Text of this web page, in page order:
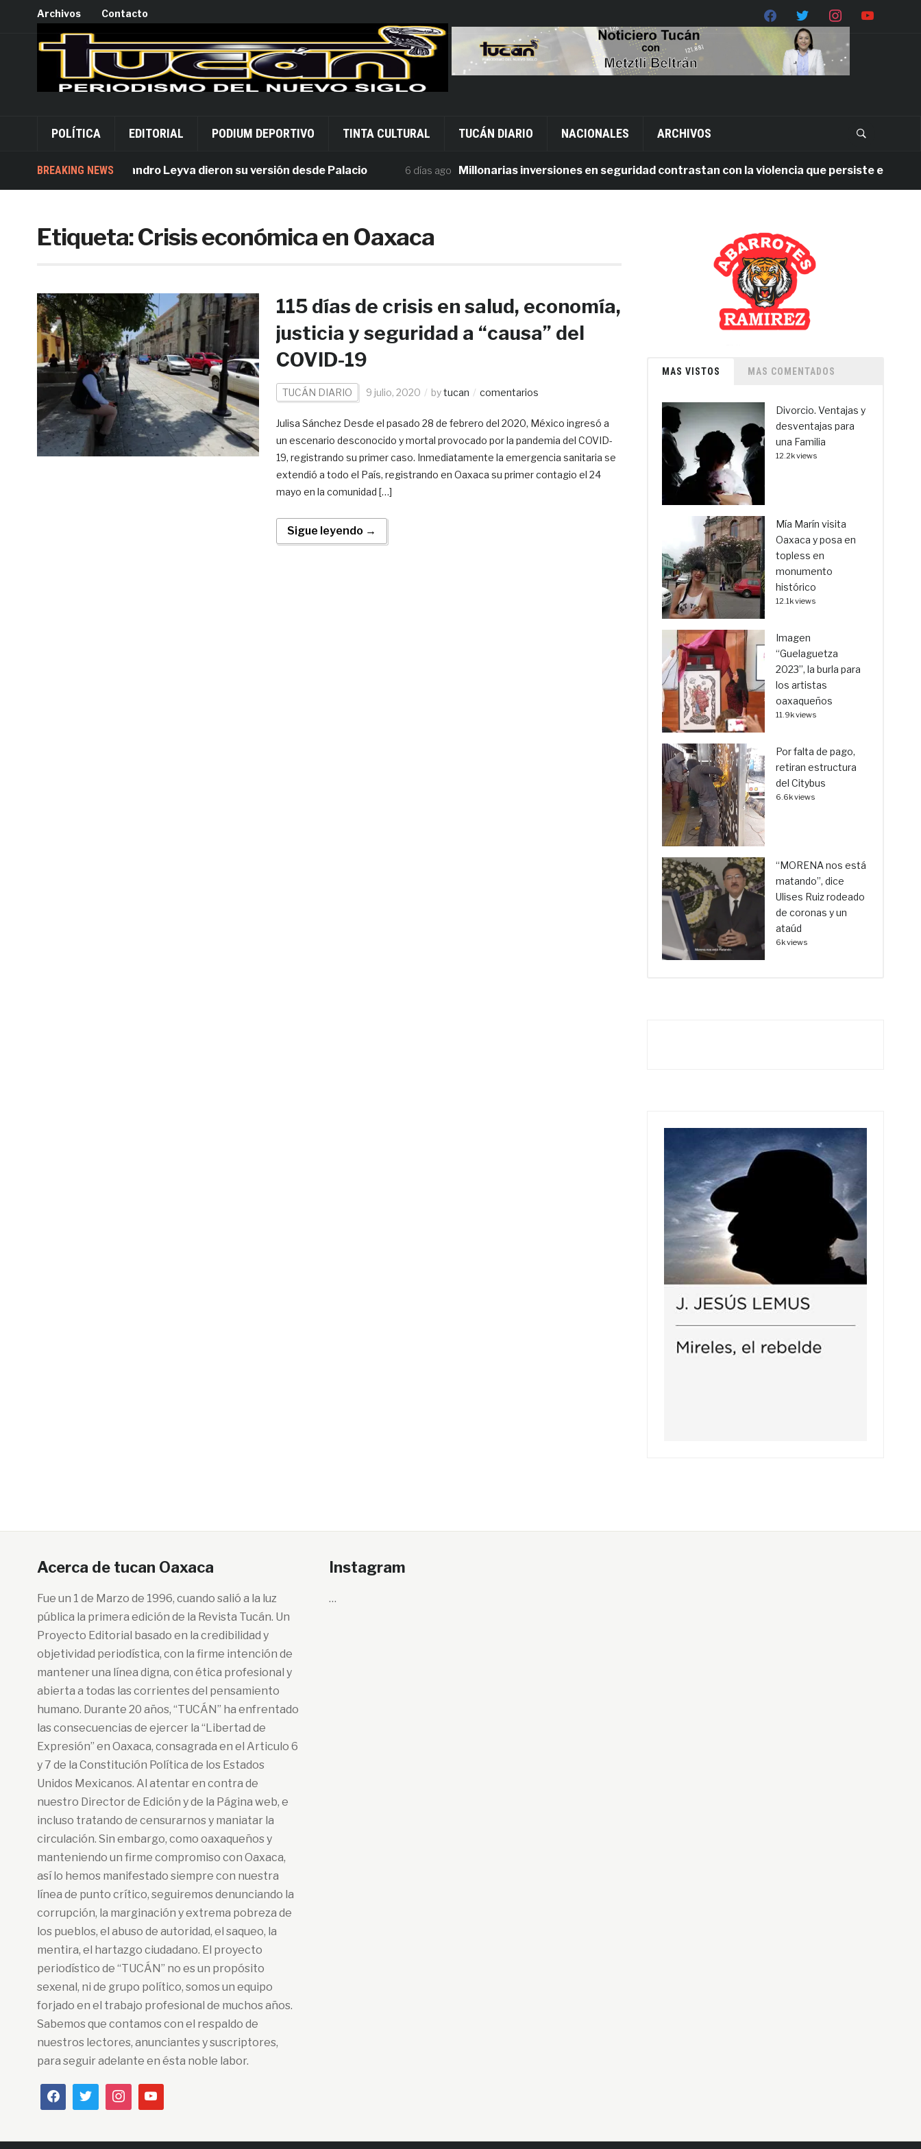
Archivos Contacto
POLÍTICA EDITORIAL PODIUM DEPORTIVO TINTA CULTURAL TUCÁN DIARIO NACIONALES ARCHIVOS
BREAKING NEWS
Acusados por Alejandro Leyva dieron su versión desde Palacio 6 días ago Millonarias inversiones en seguridad contrastan con la violencia que persiste en Oaxaca
Etiqueta:Crisis económica en Oaxaca
115 días de crisis en salud, economía,
justicia y seguridad a “causa” del
COVID-19
TUCÁN DIARIO 9 julio, 2020 bytucan comentarios
Julisa Sánchez Desde el pasado 28 de febrero del 2020, México ingresó a
un escenario desconocido y mortal provocado por la pandemia del COVID-
19, registrando su primer caso. Inmediatamente la emergencia sanitaria se
extendió a todo el País, registrando en Oaxaca su primer contagio el 24
mayo en la comunidad […]
Sigue leyendo →
MAS VISTOS MAS COMENTADOS
Divorcio. Ventajas y
desventajas para
una Familia
12.2k views
Mía Marín visita
Oaxaca y posa en
topless en
monumento
histórico
12.1k views
Imagen
“Guelaguetza
2023”, la burla para
los artistas
oaxaqueños
11.9k views
Por falta de pago,
retiran estructura
del Citybus
6.6k views
“MORENA nos está
matando”, dice
Ulises Ruiz rodeado
de coronas y un
ataúd
6k views
Acerca de tucan Oaxaca
Fue un 1 de Marzo de 1996, cuando salió a la luz
pública la primera edición de la Revista Tucán. Un
Proyecto Editorial basado en la credibilidad y
objetividad periodística, con la firme intención de
mantener una línea digna, con ética profesional y
abierta a todas las corrientes del pensamiento
humano. Durante 20 años, “TUCÁN” ha enfrentado
las consecuencias de ejercer la “Libertad de
Expresión” en Oaxaca, consagrada en el Articulo 6
y 7 de la Constitución Política de los Estados
Unidos Mexicanos. Al atentar en contra de
nuestro Director de Edición y de la Página web, e
incluso tratando de censurarnos y maniatar la
circulación. Sin embargo, como oaxaqueños y
manteniendo un firme compromiso con Oaxaca,
así lo hemos manifestado siempre con nuestra
línea de punto crítico, seguiremos denunciando la
corrupción, la marginación y extrema pobreza de
los pueblos, el abuso de autoridad, el saqueo, la
mentira, el hartazgo ciudadano. El proyecto
periodístico de “TUCÁN” no es un propósito
sexenal, ni de grupo político, somos un equipo
forjado en el trabajo profesional de muchos años.
Sabemos que contamos con el respaldo de
nuestros lectores, anunciantes y suscriptores,
para seguir adelante en ésta noble labor.
Instagram
…